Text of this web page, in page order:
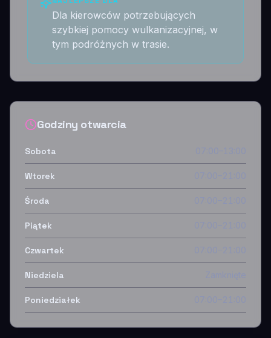
Dla kierowców potrzebujących
szybkiej pomocy wulkanizacyjnej, w
tym podróżnych w trasie.
Godziny otwarcia
Sobota
Wtorek
Środa
Piątek
Czwartek
Niedziela
Poniedziałek